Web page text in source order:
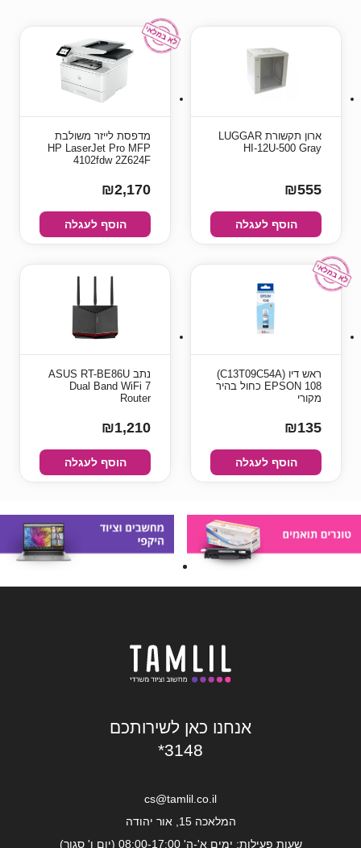
ארון תקשורת LUGGAR
HI-12U-500 Gray
₪555
הוסף לעגלה
מדפסת ‏לייזר ‏משולבת
HP LaserJet Pro MFP
4102fdw 2Z624F
₪2,170
הוסף לעגלה
ראש דיו (C13T09C54A)
EPSON 108 כחול בהיר
מקורי
₪135
הוסף לעגלה
נתב ASUS RT-BE86U
Dual Band WiFi 7
Router
₪1,210
הוסף לעגלה
אנחנו כאן לשירותכם
*3148
cs@tamlil.co.il
המלאכה 15, אור יהודה
שעות פעילות: ימים א'-ה' 08:00-17:00 (יום ו' סגור)